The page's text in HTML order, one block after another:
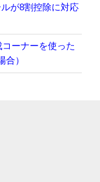
が8割控除に対応
コーナーを使った
）